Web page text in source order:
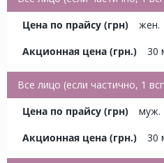
жен.
30
Все лицо (если частично, 1
муж.
30